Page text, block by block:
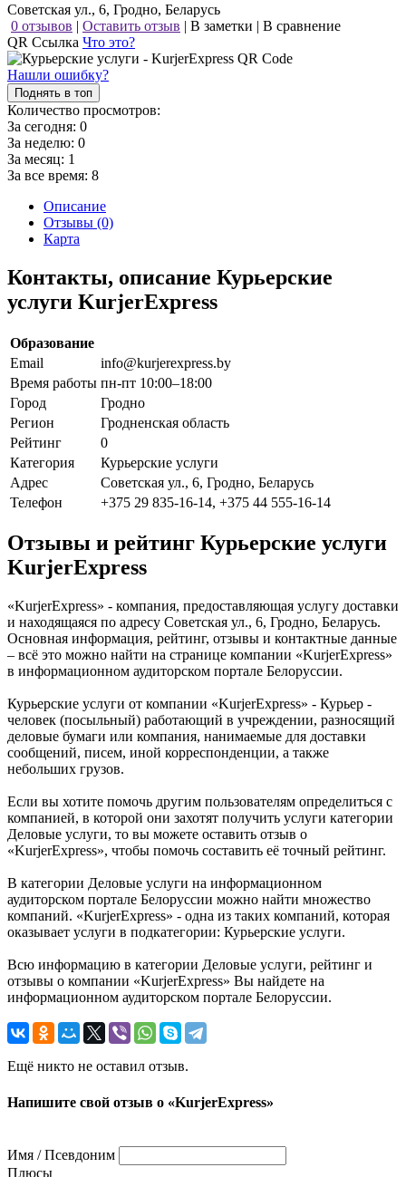
Советская ул., 6, Гродно, Беларусь
0 отзывов | Оставить отзыв | В заметки | В сравнение
QR Ссылка Что это?
Нашли ошибку?
Поднять в топ
Количество просмотров:
За сегодня: 0
За неделю: 0
За месяц: 1
За все время: 8
Описание
Отзывы (0)
Карта
Контакты, описание Курьерские
услуги KurjerExpress
Образование
Email
info@kurjerexpress.by
Время работы пн-пт 10:00–18:00
Город
Гродно
Регион
Гродненская область
Рейтинг
0
Категория
Курьерские услуги
Адрес
Советская ул., 6, Гродно, Беларусь
Телефон
+375 29 835-16-14, +375 44 555-16-14
Отзывы и рейтинг Курьерские услуги
KurjerExpress
«KurjerExpress» - компания, предоставляющая услугу доставки
и находящаяся по адресу Советская ул., 6, Гродно, Беларусь.
Основная информация, рейтинг, отзывы и контактные данные
– всё это можно найти на странице компании «KurjerExpress»
в информационном аудиторском портале Белоруссии.
Курьерские услуги от компании «KurjerExpress» - Курьер -
человек (посыльный) работающий в учреждении, разносящий
деловые бумаги или компания, нанимаемые для доставки
сообщений, писем, иной корреспонденции, а также
небольших грузов.
Если вы хотите помочь другим пользователям определиться с
компанией, в которой они захотят получить услуги категории
Деловые услуги, то вы можете оставить отзыв о
«KurjerExpress», чтобы помочь составить её точный рейтинг.
В категории Деловые услуги на информационном
аудиторском портале Белоруссии можно найти множество
компаний. «KurjerExpress» - одна из таких компаний, которая
оказывает услуги в подкатегории: Курьерские услуги.
Всю информацию в категории Деловые услуги, рейтинг и
отзывы о компании «KurjerExpress» Вы найдете на
информационном аудиторском портале Белоруссии.
Ещё никто не оставил отзыв.
Напишите свой отзыв о «KurjerExpress»
Имя / Псевдоним
Плюсы